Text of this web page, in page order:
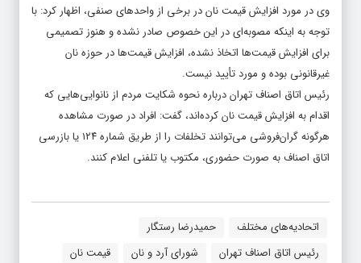
وی در مورد افزایش قیمت نان در برخی از واحدهای صنفی، اظهار کرد: با
توجه به اینکه مصوبه‌ای در این خصوص صادر نشده و هنوز تصمیمی
برای افزایش قیمت‌ها اتخاذ نشده، افزایش قیمت‌ها در حوزه نان
غیرقانونی بوده و مورد تأیید نیست.
رئیس اتاق اصناف تهران درباره نحوه شکایت مردم از نانوایی‌هایی که
اقدام به افزایش قیمت نان کرده‌اند، گفت: افراد در صورت مشاهده
هرگونه گران‌فروشی می‌توانند تخلفات را از طریق شماره ۱۲۴ یا بازرسی
اتاق اصناف به صورت حضوری، مکتوب یا تلفنی اعلام کنند.
اتحادیه‌های مختلف
حمیدرضا رستگار
رئیس اتاق اصناف تهران
شورای آرد و نان
قیمت نان